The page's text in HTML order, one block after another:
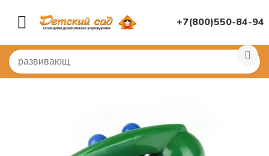
+7(800)550-84-94
Главная / ИГРУШКИ ДЛЯ ДЕТСКОГО САДА